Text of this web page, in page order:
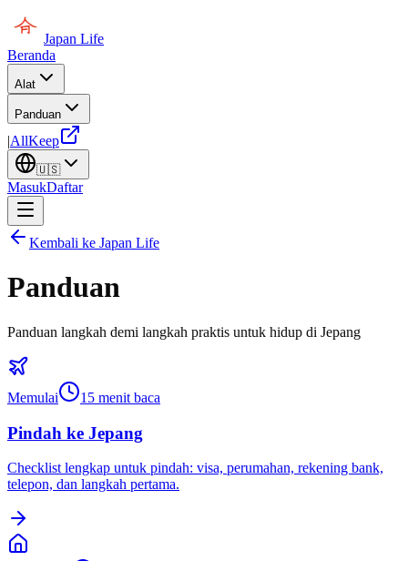
Japan Life
Beranda
Alat
Panduan
|AllKeep
🇺🇸
MasukDaftar
Kembali ke Japan Life
Panduan
Panduan langkah demi langkah praktis untuk hidup di Jepang
Memulai 15 menit baca
Pindah ke Jepang
Checklist lengkap untuk pindah: visa, perumahan, rekening bank,
telepon, dan langkah pertama.